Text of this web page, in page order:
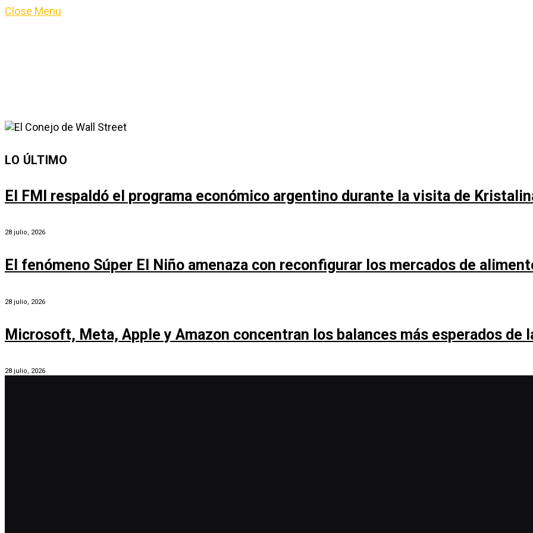
Close Menu
LO ÚLTIMO
El FMI respaldó el programa económico argentino durante la visita de
28 julio, 2026
El fenómeno Súper El Niño amenaza con reconfigurar los mercados de
28 julio, 2026
Microsoft, Meta, Apple y Amazon concentran los balances más esperados de
28 julio, 2026